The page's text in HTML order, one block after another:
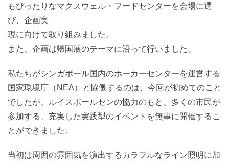
もぴったりなマクスウェル・フードセンターを会場に選
び、企画実
現に向けて取り組みました。
また、企画は帰国展のテーマに沿って行いました。
私たちがシンガポール国内のホーカーセンターを運営する
国家環境庁（NEA）と協働するのは、今回が初めてのこと
でしたが、ルイスポールセンの協力のもと、多くの市民が
参加する、充実した実践型のイベントを無事に開催するこ
とができました。
当初は周囲の雰囲気を演出するカラフルなライン照明に加